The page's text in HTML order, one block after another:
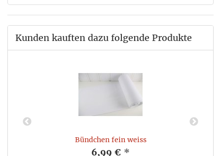
Kunden kauften dazu folgende Produkte
Bündchen fein weiss
6,99 € *